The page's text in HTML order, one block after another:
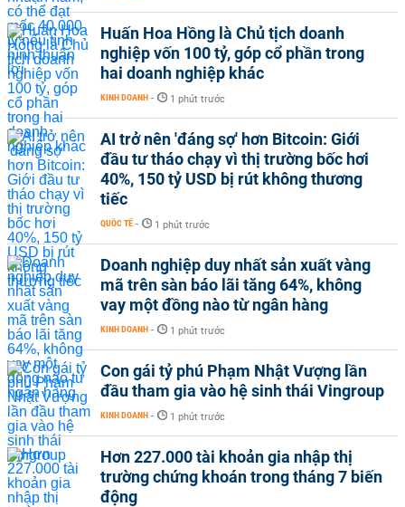
Huấn Hoa Hồng là Chủ tịch doanh
nghiệp vốn 100 tỷ, góp cổ phần trong
hai doanh nghiệp khác
KINH DOANH - 1 phút trước
AI trở nên 'đáng sợ' hơn Bitcoin: Giới
đầu tư tháo chạy vì thị trường bốc hơi
40%, 150 tỷ USD bị rút không thương
tiếc
QUỐC TẾ - 1 phút trước
Doanh nghiệp duy nhất sản xuất vàng
mã trên sàn báo lãi tăng 64%, không
vay một đồng nào từ ngân hàng
KINH DOANH - 1 phút trước
Con gái tỷ phú Phạm Nhật Vượng lần
đầu tham gia vào hệ sinh thái Vingroup
KINH DOANH - 1 phút trước
Hơn 227.000 tài khoản gia nhập thị
trường chứng khoán trong tháng 7 biến
động